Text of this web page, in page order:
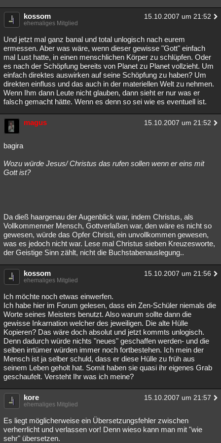
kossom 15.10.2007 um 21:52
ehemaliges Mitglied
Und jetzt mal ganz banal und total unlogisch nach eurem
ermessen. Aber was wäre, wenn dieser gewisse "Gott" einfach
mal Lust hatte, in einen menschlichen Körper zu schlüpfen. Oder
es nach der Schöpfung bereits von Planet zu Planet vollzieht. Um
einfach direktes auswirken auf seine Schöpfung zu haben? Um
direkten einfluss und das auch in der materiellen Welt zu nehmen.
Wenn Ihm dann Leute nicht glauben, dann sieht er nur was er
falsch gemacht hätte. Wenn es denn so sei wie es eventuell ist.
magus 15.10.2007 um 21:52
bagira
Wozu würde Jesus/ Christus das rufen sollen wenn er eins mit
Gott ist?
Da dieß haargenau der Augenblick war, indem Christus, als
Vollkommenner Mensch, Gottverlaßen war, den wäre es nicht so
gewesen, würde das Opfer Christi, ein unvollkommen gewesen,
was es jedoch nicht war. Lese mal Christus sieben Kreuzesworte,
der Geistige Sinn zählt, nicht die Buchstabenauslegung..
kossom 15.10.2007 um 21:56
ehemaliges Mitglied
Ich möchte noch etwas einwerfen.
Ich habe hier im Forum gelesen, dass ein Zen-Schüler niemals die
Worte seines Meisters benutzt. Also warum sollte dann die
gewisse Inkarnation welcher des jeweiligen. Die alte Hülle
Kopieren? Das wäre doch absolut und jetzt kommts unlogisch.
Denn dadurch würde nichts "neues" geschaffen werden- und die
selben irrtümer würden immer noch fortbestehen. Ich mein der
Mensch ist ja selber schuld, dass er diese Hülle zu früh aus
seinem Leben geholt hat. Somit haben sie quasi ihr eigenes Grab
geschaufelt. Versteht Ihr was ich meine?
kore 15.10.2007 um 21:57
ehemaliges Mitglied
Es liegt möglicherweise ein Übersetzungsfehler zwischen
verherrlicht und verlassen vor! Denn wieso kann man mit "wie
sehr" übersetzen.